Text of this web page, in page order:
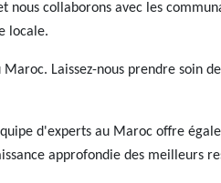
nous collaborons avec les
locale.
Laissez-nous prendre soin
d'experts au Maroc offre
approfondie des meilleurs